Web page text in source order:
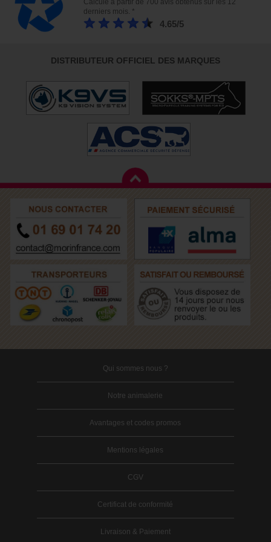
Calculé à partir de 700 avis obtenus sur les 12
derniers mois. *
4.65/5
DISTRIBUTEUR OFFICIEL DES MARQUES
Qui sommes nous ?
Notre animalerie
Avantages et codes promos
Mentions légales
CGV
Certificat de conformité
Livraison & Paiement